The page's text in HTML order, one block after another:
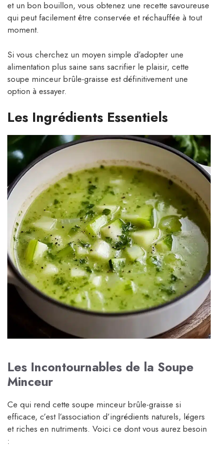
et un bon bouillon, vous obtenez une recette savoureuse
qui peut facilement être conservée et réchauffée à tout
moment.
Si vous cherchez un moyen simple d’adopter une
alimentation plus saine sans sacrifier le plaisir, cette
soupe minceur brûle-graisse est définitivement une
option à essayer.
Les Ingrédients Essentiels
Les Incontournables de la Soupe
Minceur
Ce qui rend cette soupe minceur brûle-graisse si
efficace, c’est l’association d’ingrédients naturels, légers
et riches en nutriments. Voici ce dont vous aurez besoin
: